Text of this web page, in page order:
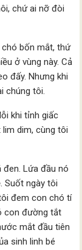
chứ ai nỡ đòi
bốn mắt, thứ
ở vùng này. Cả
đấy. Nhưng khi
chúng tôi.
khi tỉnh giấc
dim, cùng tôi
Lứa đầu nó
Suốt ngày tôi
đem con chó tí
con đường tắt
mắt đầu tiên
sinh linh bé